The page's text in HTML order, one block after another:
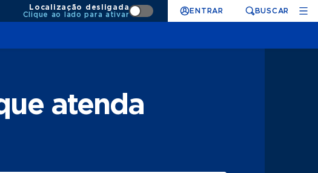
Localização desligada
Clique ao lado para ativar
ENTRAR BUSCAR
atenda